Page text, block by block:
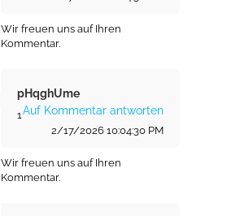
Wir freuen uns auf Ihren
Kommentar.
pHqghUme
Auf Kommentar antworten
1
2/17/2026 10:04:30 PM
Wir freuen uns auf Ihren
Kommentar.